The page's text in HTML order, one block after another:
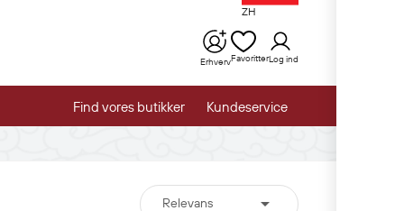
ZH
ErhvervFavoritterLog ind
Find vores butikker Kundeservice
Relevans 